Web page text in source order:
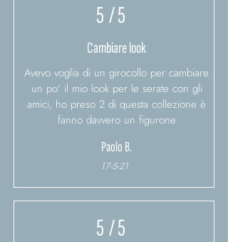
5/ 5
Cambiare look
Avevo voglia di un girocollo per cambiare
un po' il mio look per le serate con gli
amici, ho preso 2 di questa collezione è
fanno davvero un figurone
Paolo B.
17-5-21
5/ 5